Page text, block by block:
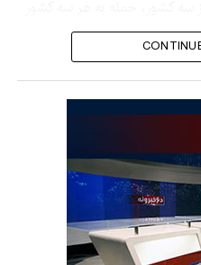
تعهدات یا مسئولیت‌های هر یک
این پیمان با هدف تقویت امنیت
منطقه و فراتر از آن منعقد
دفاعی توصیف کرد و گفت که
نشده، برای پیوستن
از توافق‌های دوجانبه یا